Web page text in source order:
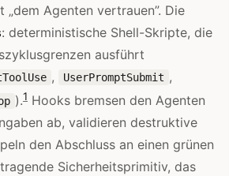
Agenten vertrauen”. Die
: deterministische Shell-Skripte, die
ausführt
, UserPromptSubmit ,
).1 Hooks bremsen den Agenten
ab, validieren destruktive
den Abschluss an einen grünen
Sicherheitsprimitiv, das